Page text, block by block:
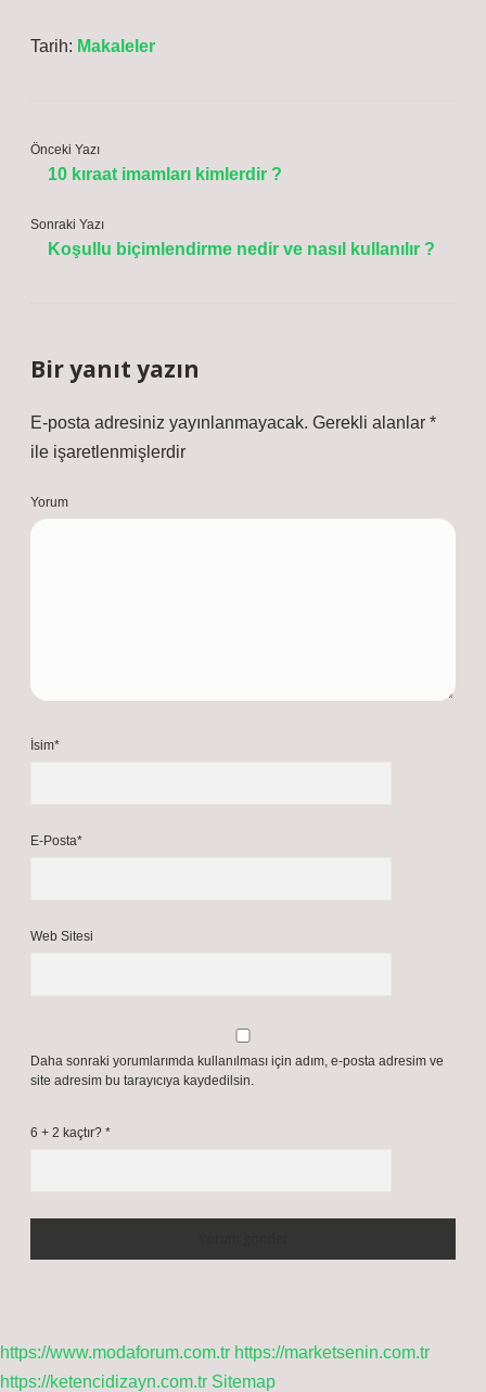
Tarih: Makaleler
Önceki Yazı
10 kıraat imamları kimlerdir ?
Sonraki Yazı
Koşullu biçimlendirme nedir ve nasıl kullanılır ?
Bir yanıt yazın
E-posta adresiniz yayınlanmayacak. Gerekli alanlar *
ile işaretlenmişlerdir
Yorum
İsim*
E-Posta*
Web Sitesi
Daha sonraki yorumlarımda kullanılması için adım, e-posta adresim ve
site adresim bu tarayıcıya kaydedilsin.
6 + 2 kaçtır? *
https://www.modaforum.com.tr https://marketsenin.com.tr
https://ketencidizayn.com.tr Sitemap